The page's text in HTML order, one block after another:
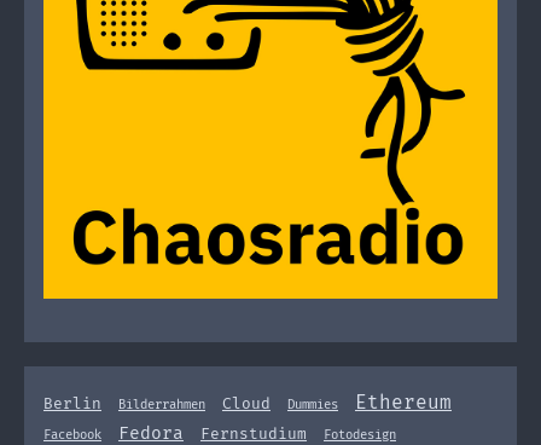
Berlin Bilderrahmen Cloud Dummies Ethereum
Facebook Fedora Fernstudium Fotodesign